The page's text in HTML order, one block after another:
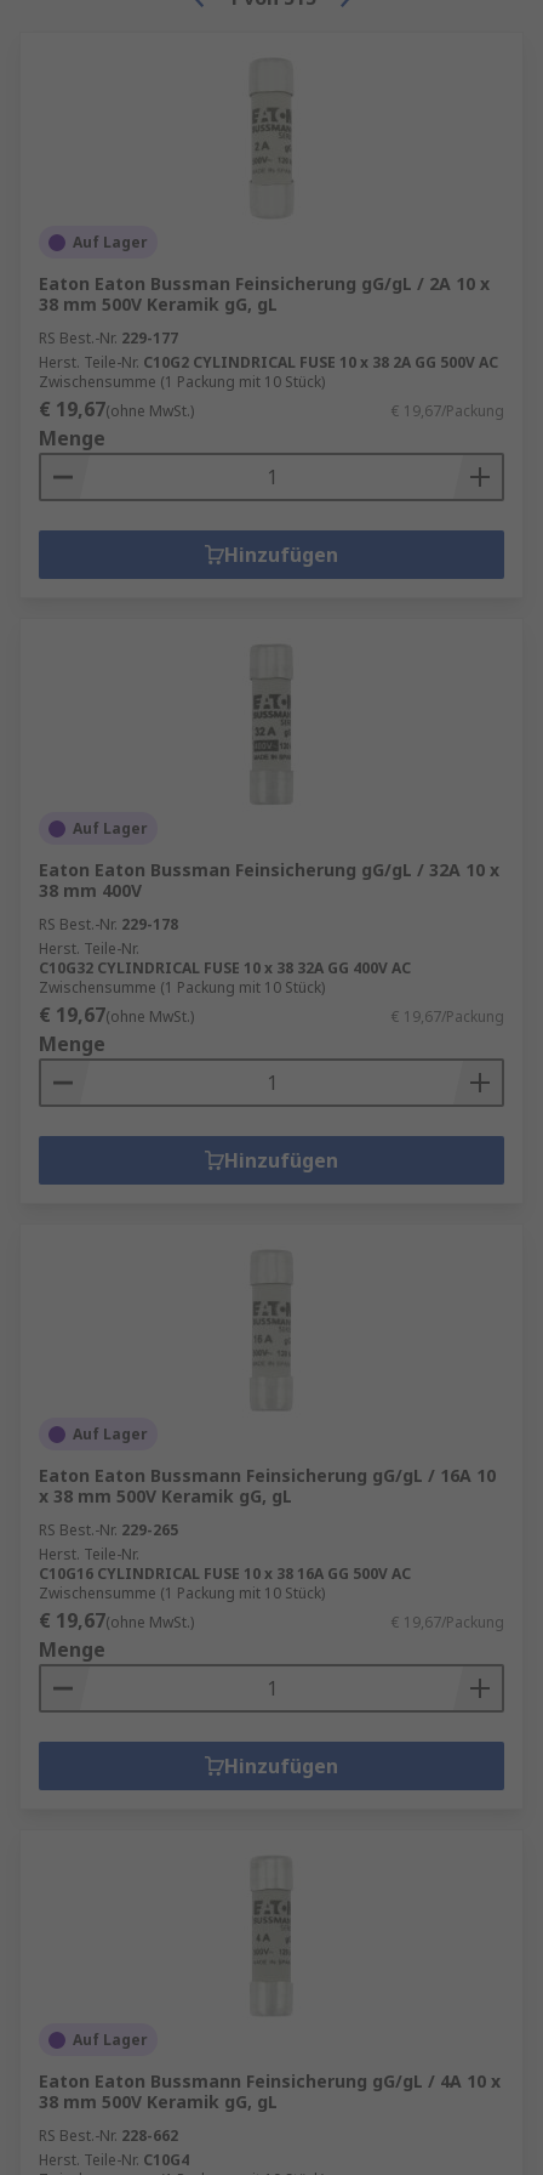
Rückstellendeundnicht rückstellende
erhältlich. Sie sind relativ einfach zu ändern und
haben verschiedene Standard-Nennwerte, aus
denen Sie wählen können. Um den richtigen
Nennwert auszuwählen, sollten Sie als
Faustregel einen Nennwert auswählen, der
etwas höher ist als der Nennwert, den das Gerät
benötigt, um zu funktionieren. Dadurch kann die
Sicherung Schäden verhindern, wenn die
Spannung zu hoch wird, ohne dass die
Leistungsverbesserung abgeschaltet werden
Sicherungssortimente
Siemens
Auf Lager
Eaton Eaton Bussman Feinsicherung gG/gL / 2A 10 x
38 mm 500V Keramik gG, gL
RS Best.-Nr. 229-177
Herst. Teile-Nr. C10G2 CYLINDRICAL FUSE 10 x 38 2A GG 500V AC
Zwischensumme (1 Packung mit 10 Stück)
€ 19,67(ohne MwSt.) € 19,67/Packung
Menge
Hinzufügen
Auf Lager
Eaton Eaton Bussman Feinsicherung gG/gL / 32A 10 x
38 mm 400V
RS Best.-Nr. 229-178
Herst. Teile-Nr.
C10G32 CYLINDRICAL FUSE 10 x 38 32A GG 400V AC
Zwischensumme (1 Packung mit 10 Stück)
€ 19,67(ohne MwSt.) € 19,67/Packung
Menge
Hinzufügen
Auf Lager
Eaton Eaton Bussmann Feinsicherung gG/gL / 16A 10
x 38 mm 500V Keramik gG, gL
RS Best.-Nr. 229-265
Herst. Teile-Nr.
C10G16 CYLINDRICAL FUSE 10 x 38 16A GG 500V AC
Zwischensumme (1 Packung mit 10 Stück)
€ 19,67(ohne MwSt.) € 19,67/Packung
Menge
Hinzufügen
Auf Lager
Eaton Eaton Bussmann Feinsicherung gG/gL / 4A 10 x
38 mm 500V Keramik gG, gL
RS Best.-Nr. 228-662
Herst. Teile-Nr. C10G4